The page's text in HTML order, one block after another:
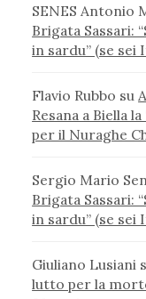
SENES Antonio
Brigata Sassari:
in sardu” (se sei
Flavio Rubbo su
Resana a Biella
per il Nuraghe
Sergio Mario
Brigata Sassari:
in sardu” (se sei
Giuliano Lusiani
lutto per la